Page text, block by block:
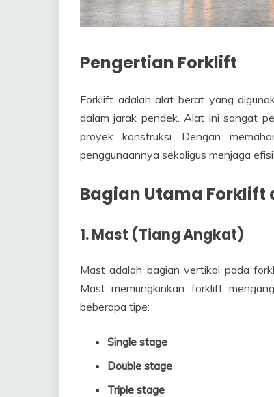
Pengertian Forklift
Forklift adalah alat berat yang
dalam jarak pendek. Alat ini sangat
proyek konstruksi. Dengan
penggunaannya sekaligus menjaga
Bagian Utama Forklift
1. Mast (Tiang Angkat)
Mast adalah bagian vertikal pada
Mast memungkinkan forklift
beberapa tipe:
Single stage
Double stage
Triple stage